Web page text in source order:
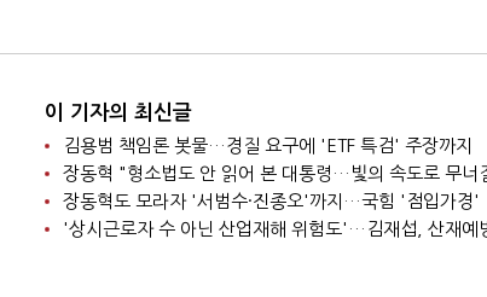
이 기자의 최신글
김용범 책임론 봇물…경질 요구에 'ETF 특검' 주장까지
장동혁 "형소법도 안 읽어 본 대통령…빛의 속도로 무너
장동혁도 모라자 '서범수·진종오'까지…국힘 '점입가경'